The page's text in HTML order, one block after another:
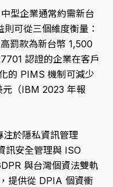
型企業通常約需新台
可從三個維度衡量：
罰款為新台幣 1,500
認證的企業在客戶
的 PIMS 機制可減少
元（IBM 2023 年報
於隱私資訊管理
訊安全管理與 ISO
與台灣個資法雙軌
提供從 DPIA 個資衝